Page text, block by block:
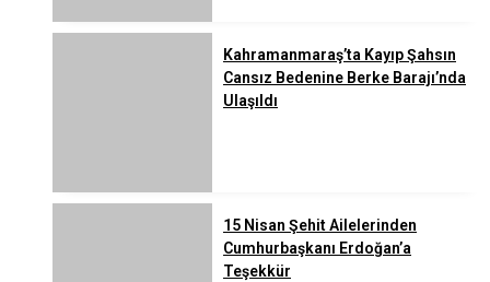
Kahramanmaraş’ta Kayıp Şahsın
Cansız Bedenine Berke Barajı’nda
Ulaşıldı
15 Nisan Şehit Ailelerinden
Cumhurbaşkanı Erdoğan’a
Teşekkür